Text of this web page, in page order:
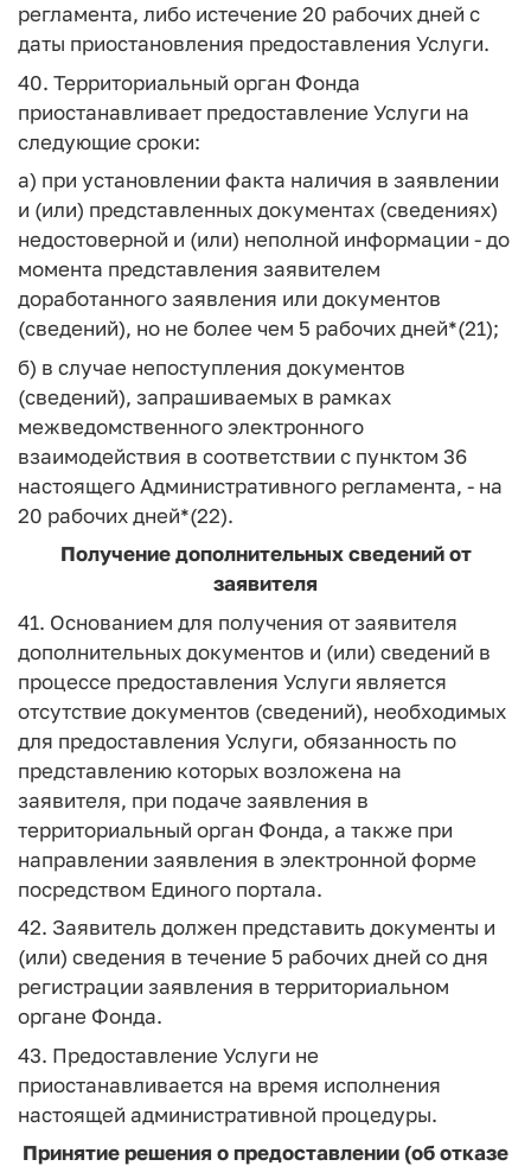
регламента, либо истечение 20 рабочих дней с
даты приостановления предоставления Услуги.
40. Территориальный орган Фонда
приостанавливает предоставление Услуги на
следующие сроки:
а) при установлении факта наличия в заявлении
и (или) представленных документах (сведениях)
недостоверной и (или) неполной информации - до
момента представления заявителем
доработанного заявления или документов
(сведений), но не более чем 5 рабочих дней*(21);
б) в случае непоступления документов
(сведений), запрашиваемых в рамках
межведомственного электронного
взаимодействия в соответствии с пунктом 36
настоящего Административного регламента, - на
20 рабочих дней*(22).
Получение дополнительных сведений от
заявителя
41. Основанием для получения от заявителя
дополнительных документов и (или) сведений в
процессе предоставления Услуги является
отсутствие документов (сведений), необходимых
для предоставления Услуги, обязанность по
представлению которых возложена на
заявителя, при подаче заявления в
территориальный орган Фонда, а также при
направлении заявления в электронной форме
посредством Единого портала.
42. Заявитель должен представить документы и
(или) сведения в течение 5 рабочих дней со дня
регистрации заявления в территориальном
органе Фонда.
43. Предоставление Услуги не
приостанавливается на время исполнения
настоящей административной процедуры.
Принятие решения о предоставлении (об отказе